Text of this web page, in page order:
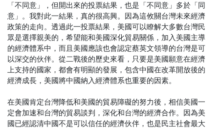
「不同意」，但開出來的投票結果，也是「不同意」多於「同
意」。我對此一結果，真的很高興。因為這攸關台灣未來經濟
政策的走向。透過此一投票結果，美國可以瞭解大多數台灣民
眾是選擇親美的，希望能和美國深化貿易關係，加入美國主導
的經濟體系中，而且美國應該也會認定蔡英文領導的台灣是可
以深交的伙伴。從二戰後的歷史來看，只要是美國願意在經濟
上支持的國家，都會有明顯的發展，包含中國在改革開放後的
經濟成長，美國將中國納入經濟體系也重要的因素。
在美國肯定台灣降低和美國的貿易障礙的努力後，相信美國一
定會加速和台灣的貿易談判，深化和台灣的經濟合作。因為美
國已經認清中國不是可以信任的經濟伙伴，也是民主社會最大